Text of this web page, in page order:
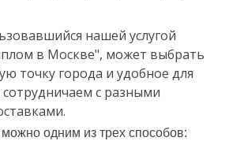
нашей услугой
в Москве", может выбрать
точку города и удобное для
с разными
одним из трех способов: